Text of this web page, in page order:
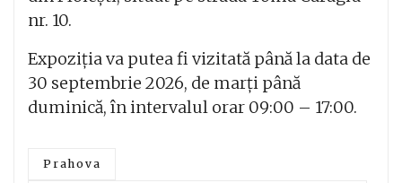
nr. 10.
Expoziția va putea fi vizitată până la data de
30 septembrie 2026, de marți până
duminică, în intervalul orar 09:00 – 17:00.
Prahova